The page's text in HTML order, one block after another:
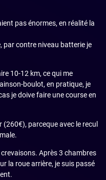
pas énormes, en réalité la
par contre niveau batterie je
10-12 km, ce qui me
boulot, en pratique, je
je doive faire une course en
(260€), parceque avec le recul
Après 3 chambres
la roue arrière, je suis passé